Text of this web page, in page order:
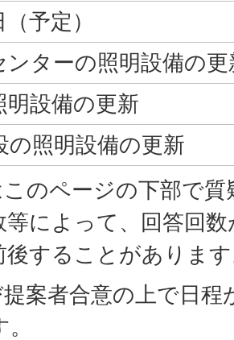
予定）
ンターの照明設備の更
明設備の更新
の照明設備の更新
のページの下部で質
等によって、回答回
後することがありま
案者合意の上で日程